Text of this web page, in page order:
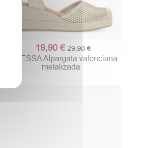
19,90 € 29,90 €
VANESSA Alpargata valenciana
metalizada